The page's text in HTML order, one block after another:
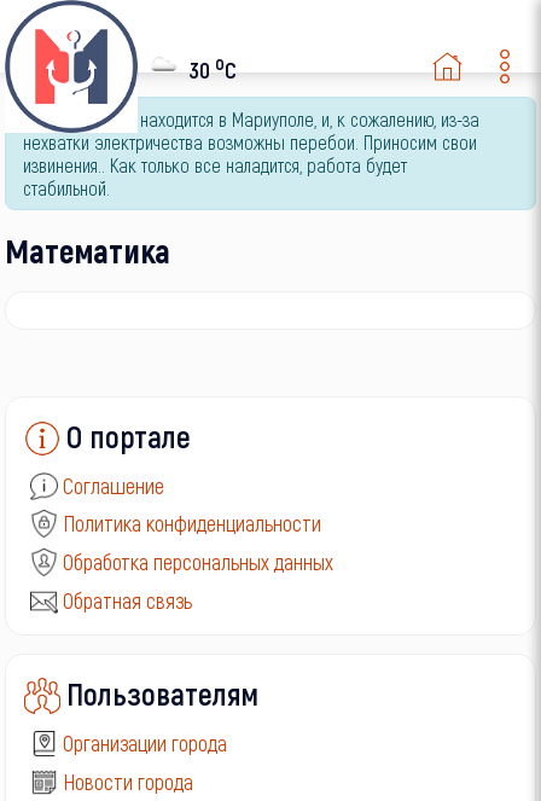
Фотография и
Видеосъемка
Юридическая
консультация
30oC
Данный портал находится в Мариуполе, и, к сожалению, из-за
нехватки электричества возможны перебои. Приносим свои
извинения.. Как только все наладится, работа будет
стабильной.
Математика
О портале
Соглашение
Политика конфиденциальности
Обработка персональных данных
Обратная связь
Пользователям
Организации города
Новости города